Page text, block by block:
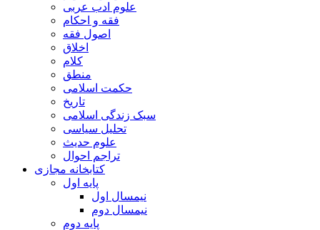
علوم ادب عربی
فقه و احکام
اصول فقه
اخلاق
کلام
منطق
حکمت اسلامی
تاریخ
سبک زندگی اسلامی
تحلیل سیاسی
علوم حدیث
تراجم احوال
کتابخانه مجازی
پایه اول
نیمسال اول
نیمسال دوم
پایه دوم